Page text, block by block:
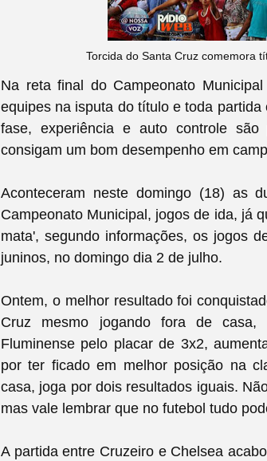
Torcida do Santa Cruz comemora
Na reta final do Campeonato
equipes na isputa do título e toda
fase, experiência e auto controle
consigam um bom desempenho em
Aconteceram neste domingo (18) as
Campeonato Municipal, jogos de ida, já
mata', segundo informações, os jogos
juninos, no domingo dia 2 de julho.
Ontem, o melhor resultado foi
Cruz mesmo jogando fora de
Fluminense pelo placar de 3x2,
por ter ficado em melhor posição na
casa, joga por dois resultados iguais.
mas vale lembrar que no futebol tudo
A partida entre Cruzeiro e Chelsea